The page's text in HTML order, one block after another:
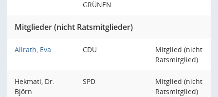
GRÜNEN
Mitglieder (nicht Ratsmitglieder)
Allrath, Eva CDU
Mitglied (nicht
Ratsmitglied)
Hekmati, Dr.
Björn
SPD
Mitglied (nicht
Ratsmitglied)